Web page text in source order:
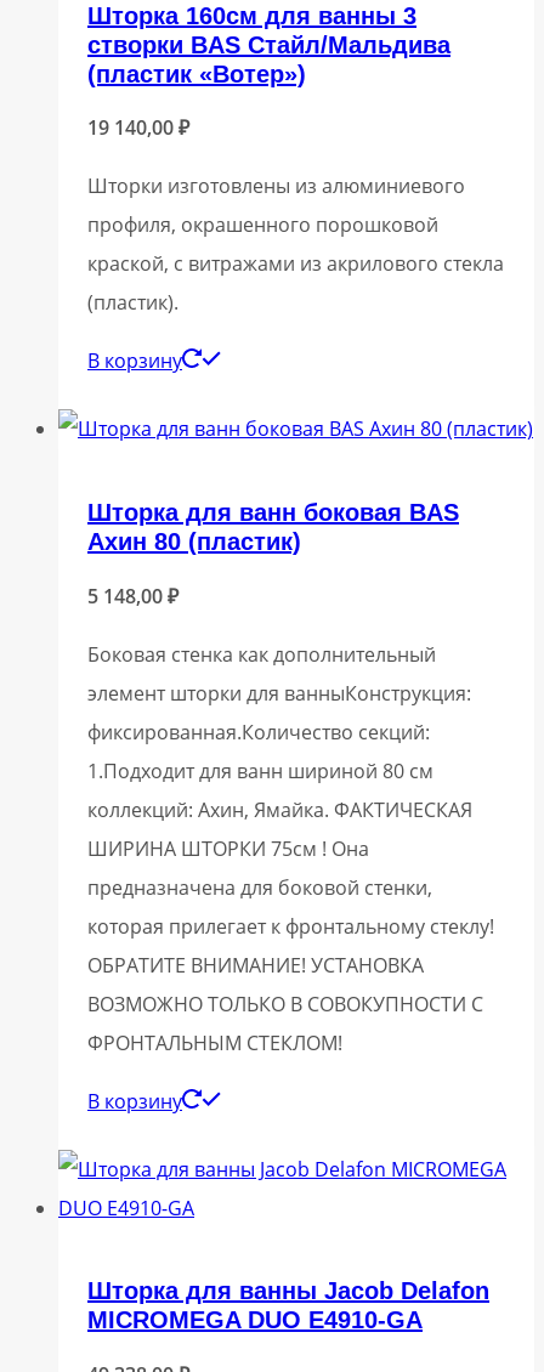
Шторка 160см для ванны 3
створки BAS Стайл/Мальдива
(пластик «Вотер»)
19 140,00₽
Шторки изготовлены из алюминиевого
профиля, окрашенного порошковой
краской, с витражами из акрилового стекла
(пластик).
В корзину
Шторка для ванн боковая BAS
Ахин 80 (пластик)
5 148,00₽
Боковая стенка как дополнительный
элемент шторки для ванныКонструкция:
фиксированная.Количество секций:
1.Подходит для ванн шириной 80 см
коллекций: Ахин, Ямайка. ФАКТИЧЕСКАЯ
ШИРИНА ШТОРКИ 75см ! Она
предназначена для боковой стенки,
которая прилегает к фронтальному стеклу!
ОБРАТИТЕ ВНИМАНИЕ! УСТАНОВКА
ВОЗМОЖНО ТОЛЬКО В СОВОКУПНОСТИ С
ФРОНТАЛЬНЫМ СТЕКЛОМ!
В корзину
Шторка для ванны Jacob Delafon
MICROMEGA DUO E4910-GA